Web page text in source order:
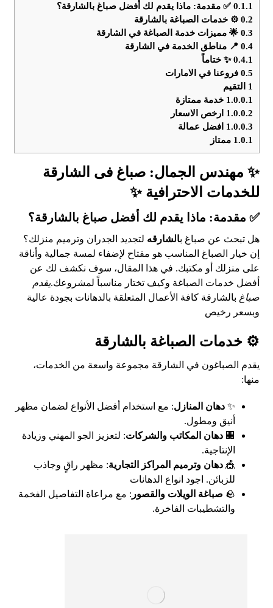
0.1.1 ✅ مقدمة: ماذا يقدم لك أفضل صباغ بالشارقة؟
0.2 ⚙️ خدمات الصباغة بالشارقة
0.3 🌟 مميزات خدمة الصباغة في الشارقة
0.4 📍 مناطق الخدمة في الشارقة
0.4.1✨ ختاماً
0.5 فروعنا في الامارات
1 التقيم
1.0.0.1 خدمة ممتازة
1.0.0.2 ارخص الاسعار
1.0.0.3 افضل عمالة
1.0.1 ممتاز
✨ مهندس الجمال: صباغ فى الشارقة
للخدمات الاحترافية ✨
✅ مقدمة: ماذا يقدم لك أفضل صباغ بالشارقة؟
هل تبحث عن صباغ بالشارقه لتجديد الجدران وترميم منزلك؟
إن خيار الصباغ المناسب هو مفتاح لإضفاء لمسة جمالية وأناقة
على منزلك أو مكتبك. في هذا المقال، سوف نكشف لك عن
أفضل خدمات الصباغة وكيف تختار مناسباً لمشروعك.يقدم
صباغ بالشارقة كافة الأعمال المتعلقة بالدهانات بجودة عالية
وبسعر رخيص
⚙️ خدمات الصباغة بالشارقة
يقدم الصباغون في الشارقة مجموعة واسعة من الخدمات،
منها:
✨دهان المنازل: مع استخدام أفضل الأنواع لضمان مظهر
أنيق ومطول.
🏢دهان المكاتب والشركات: لتعزيز الجو المهني وزيادة
الإنتاجية.
🎪دهان وترميم المراكز التجارية: مظهر راقٍ وجاذب
للزبائن. اجود انواع الدهانات
🪨 صباغة الويلات والقصور : مع مراعاة التفاصيل الفخمة
والتشطيبات الفاخرة.